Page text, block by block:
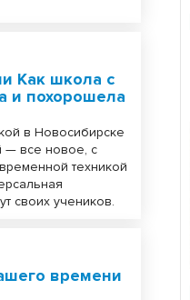
Как школа с
и похорошела
в Новосибирске
— все новое, с
техникой
своих учеников.
времени